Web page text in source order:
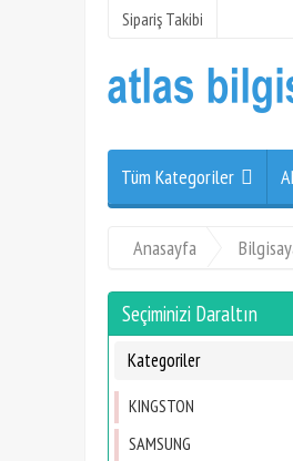
Sipariş Takibi
Tüm Kategoriler
Anasayfa
Seçiminizi Daraltın
Kategoriler
KINGSTON
SAMSUNG